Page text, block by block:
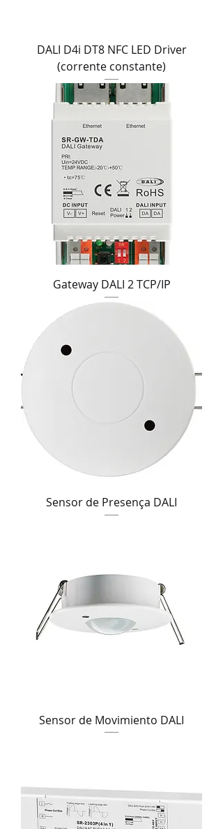
DALI D4i DT8 NFC LED Driver
(corrente constante)
Gateway DALI 2 TCP/IP
Sensor de Presença DALI
Sensor de Movimiento DALI